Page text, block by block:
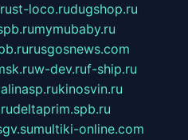
rust-loco.rudugshop.ru
mymubaby.ru
rusgosnews.com
w-dev.ruf-ship.ru
kinosvin.ru
deltaprim.spb.ru
multiki-online.com